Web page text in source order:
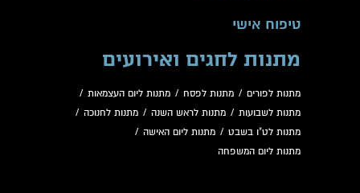
טיפוח אישי
מתנות לחגים ואירועים
מתנות לפורים / מתנות לפסח / מתנות ליום העצמאות /
מתנות לשבועות / מתנות לראש השנה / מתנות לחנוכה /
מתנות לט"ו בשבט / מתנות ליום האישה /
מתנות ליום המשפחה